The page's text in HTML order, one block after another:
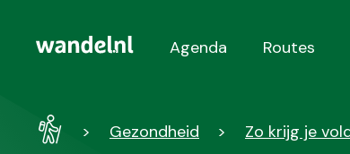
Agenda Routes
WandelGezondheid Zo krijg je